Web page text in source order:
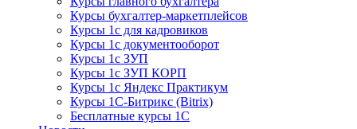
Курсы бухгалтер-маркетплейсов
Курсы 1с для кадровиков
Курсы 1с документооборот
Курсы 1с ЗУП
Курсы 1с ЗУП КОРП
Курсы 1с Яндекс Практикум
Курсы 1С-Битрикс (Bitrix)
Бесплатные курсы 1С